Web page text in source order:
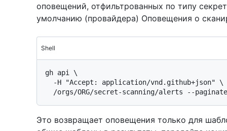
оповещений, отфильтрованных по типу
умолчанию (провайдера) Оповещения о
Shell
gh api \
Это возвращает оповещения только для